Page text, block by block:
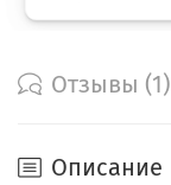
Отзывы (1)
Описание